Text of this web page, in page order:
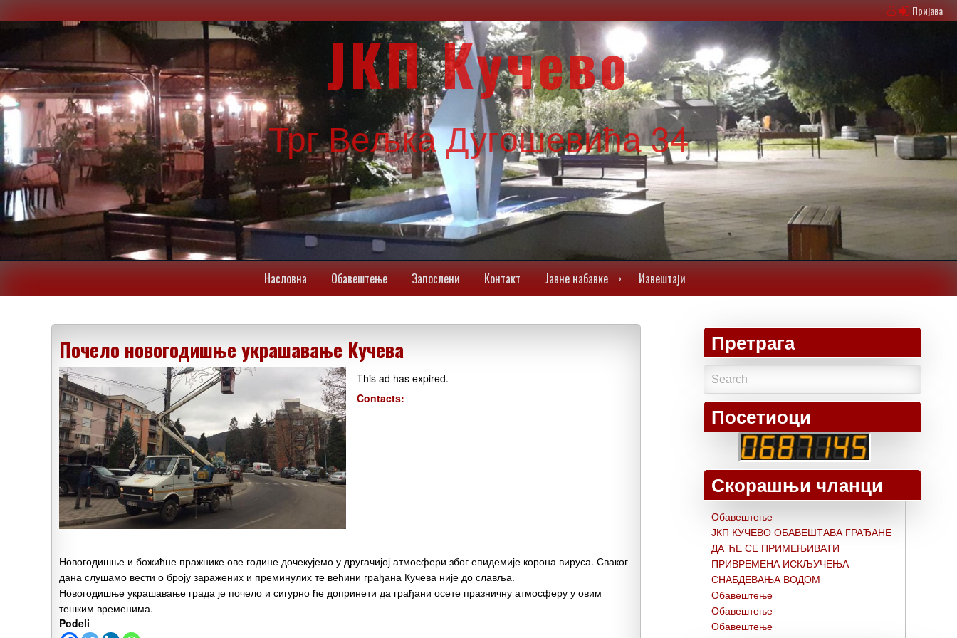
Пријава
ЈКП Кучево
Трг Вељка Дугошевића 34
Насловна Обавештењe Запослени Контакт Јавне набавке Извештаји
Почело новогодишње украшавање Кучева
This ad has expired.
Contacts:
Новогодишње и божићне пражнике ове године дочекујемо у другачијој атмосфери због епидемије корона вируса. Сваког
дана слушамо вести о броју заражених и преминулих те већини грађана Кучева није до славља.
Новогодишње украшавање града је почело и сигурно ће допринети да грађани осете празничну атмосферу у овим
тешким временима.
Podeli
Претрага
Посетиоци
Скорашњи чланци
Обавештење
ЈКП КУЧЕВО ОБАВЕШТАВА ГРАЂАНЕ
ДА ЋЕ СЕ ПРИМЕЊИВАТИ
ПРИВРЕМЕНА ИСКЉУЧЕЊА
СНАБДЕВАЊА ВОДОМ
Обавештење
Обавештење
Обавештење